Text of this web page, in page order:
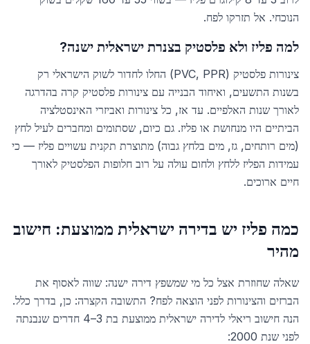
הנוכחי. אל תזרקו לפח.
למה פליז ולא פלסטיק בצנרת ישראלית ישנה?
צינורות פלסטיק (PVC, PPR) החלו לחדור לשוק הישראלי רק
בשנות התשעים, ואיחוד הבנייה עם צינורות פלסטיק קרה בהדרגה
לאורך שנות האלפיים. עד אז, כל צינורות ואביזרי האינסטלציה
הביתיים היו מנחושת או פליז. גם כיום, שסתומים ומחברים לעיל לחץ
(מים רותחים, גז, מים בלחץ גבוה) מתוצרת תקנית עשויים פליז — כי
עמידות הפליז ללחץ ולחום עולה על רוב חלופות הפלסטיק לאורך
חיים ארוכים.
כמה פליז יש בדירה ישראלית ממוצעת: חישוב
מהיר
שאלה שחוזרת אצל כל מי שמשפץ דירה ישנה: שווה לאסוף את
הברזים והצינורות לפני הוצאה לפח? התשובה הקצרה: כן, בדרך כלל.
הנה חישוב ריאלי לדירה ישראלית ממוצעת בת 3–4 חדרים שנבנתה
לפני שנת 2000: